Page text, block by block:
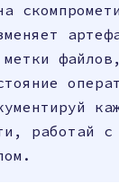
метки
работай